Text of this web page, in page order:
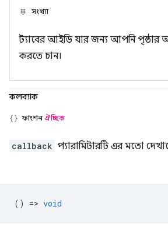
সংখ্যা
ট্যাবের আইডি যার জন্য আপনি পৃষ্ঠার
করতে চান।
কলব্যাক
ফাংশনঐচ্ছিক
callback প্যারামিটারটি এর মতো
() => void